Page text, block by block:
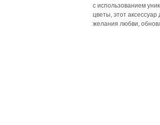
с использованием
цветы, этот
желания любви,